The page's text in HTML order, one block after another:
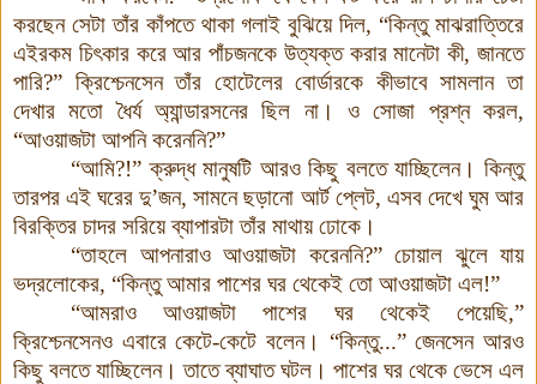
করছেন সেটা তাঁর কাঁপতে থাকা গলাই বুঝিয়ে দিল, “কিন্তু মাঝরাত্তিরে
এইরকম চিৎকার করে আর পাঁচজনকে উত্যক্ত করার মানেটা কী, জানতে
পারি?” ক্রিশ্চেনসেন তাঁর হোটেলের বোর্ডারকে কীভাবে সামলান তা
দেখার মতো ধৈর্য অ্যান্ডারসনের ছিল না। ও সোজা প্রশ্ন করল,
“আওয়াজটা আপনি করেননি?”
“আমি?!” ক্রুদ্ধ মানুষটি আরও কিছু বলতে যাচ্ছিলেন। কিন্তু
তারপর এই ঘরের দু’জন, সামনে ছড়ানো আর্ট প্লেট, এসব দেখে ঘুম আর
বিরক্তির চাদর সরিয়ে ব্যাপারটা তাঁর মাথায় ঢোকে।
“তাহলে আপনারাও আওয়াজটা করেননি?” চোয়াল ঝুলে যায়
ভদ্রলোকের, “কিন্তু আমার পাশের ঘর থেকেই তো আওয়াজটা এল!”
“আমরাও আওয়াজটা পাশের ঘর থেকেই পেয়েছি,”
ক্রিশ্চেনসেনও এবারে কেটে-কেটে বলেন।
“কিন্তু...” জেনসেন আরও
কিছু বলতে যাচ্ছিলেন। তাতে ব্যাঘাত ঘটল। পাশের ঘর থেকে ভেসে এল